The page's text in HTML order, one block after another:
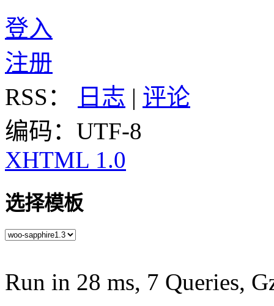
登入
注册
RSS：
日志 | 评论
编码：UTF-8
XHTML 1.0
选择模板
Run in 28 ms, 7 Queries,